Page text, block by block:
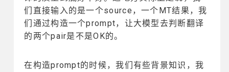
们直接输入的是一个source，一个MT结果，我
们通过构造一个prompt，让大模型去判断翻译
的两个pair是不是OK的。
在构造prompt的时候，我们有些背景知识，我